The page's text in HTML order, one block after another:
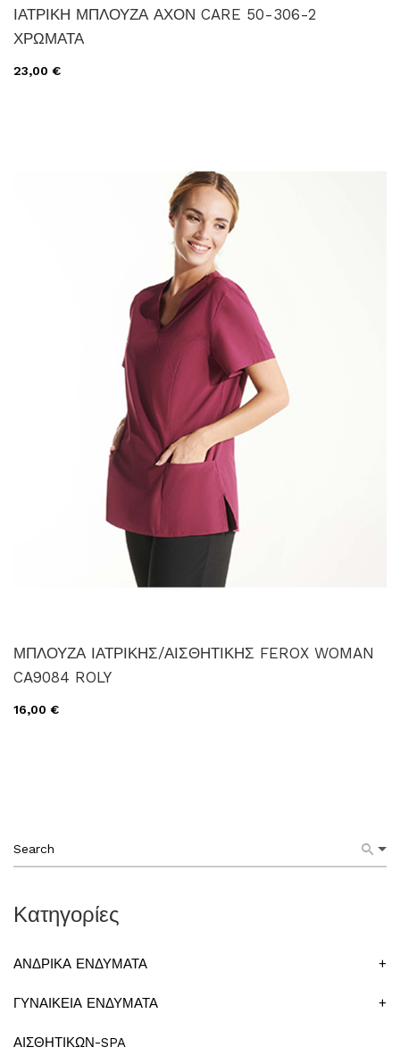
Κατηγορίες
ΑΝΔΡΙΚΑ ΕΝΔΥΜΑΤΑ +
ΓΥΝΑΙΚΕΙΑ ΕΝΔΥΜΑΤΑ +
ΑΙΣΘΗΤΙΚΩΝ-SPA
ΙΑΤΡΙΚΗ ΜΠΛΟΥΖΑ ΑΧΟΝ CARE 50-306-2
ΧΡΩΜΑΤΑ
23,00 €
ΜΠΛΟΥΖΑ ΙΑΤΡΙΚΗΣ/ΑΙΣΘΗΤΙΚΗΣ FEROX WOMAN
CA9084 ROLY
16,00 €